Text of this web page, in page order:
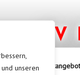
unseren
TV